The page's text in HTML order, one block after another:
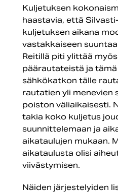
Kuljetuksen
haastavia, että
kuljetuksen aikana
vastakkaiseen
Reitillä piti ylittää
päärautateistä ja
sähkökatkon tälle
rautatien yli menevien
poiston väliaikaisesti.
takia koko kuljetus
suunnittelemaan ja
aikataulujen mukaan.
aikataulusta olisi
viivästymisen.
Näiden järjestelyiden